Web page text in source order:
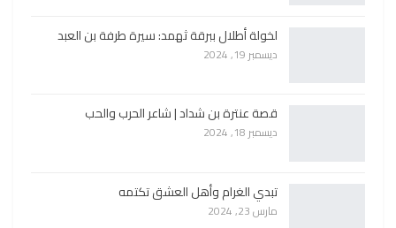
لخولة أطلال ببرقة ثهمد: سيرة طرفة بن العبد
ديسمبر 19, 2024
قصة عنترة بن شداد | شاعر الحرب والحب
ديسمبر 18, 2024
تبدي الغرام وأهل العشق تكتمه
مارس 23, 2024